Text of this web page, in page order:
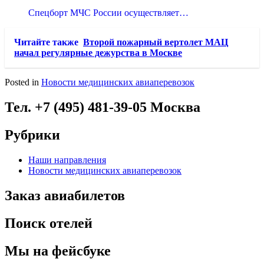
Спецборт МЧС России осуществляет…
Читайте также Второй пожарный вертолет МАЦ
начал регулярные дежурства в Москве
Posted in Новости медицинских авиаперевозок
Тел. +7 (495) 481-39-05 Москва
Рубрики
Наши направления
Новости медицинских авиаперевозок
Заказ авиабилетов
Поиск отелей
Мы на фейсбуке